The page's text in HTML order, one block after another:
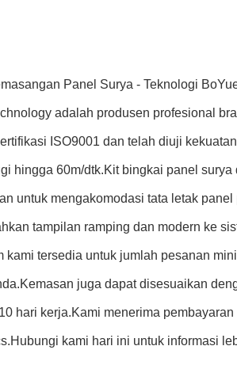
Panel Surya - Teknologi
adalah produsen profesional
ISO9001 dan telah diuji
hingga 60m/dtk.Kit bingkai panel
untuk mengakomodasi tata letak
tampilan ramping dan modern ke
kami tersedia untuk jumlah pesanan
juga dapat disesuaikan
hari kerja.Kami menerima
kami hari ini untuk informasi